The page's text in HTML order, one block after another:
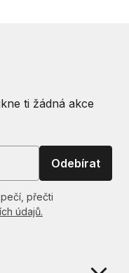
ti žádná akce
Odebírat
přečti
údajů.